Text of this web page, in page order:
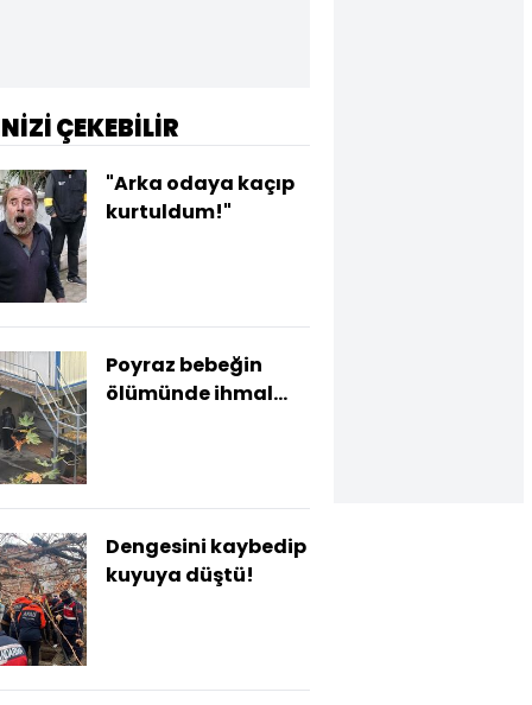
ÇEKEBİLİR
"Arka odaya kaçıp
kurtuldum!"
Poyraz bebeğin
ölümünde ihmal
Dengesini kaybedip
kuyuya düştü!